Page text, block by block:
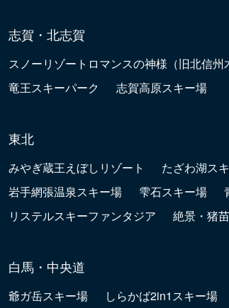
志賀・北志賀
スノーリゾートロマンスの神様（旧北信州
竜王スキーパーク
志賀高原スキー場
東北
みやぎ蔵王えぼしリゾート たざわ湖ス
岩手網張温泉スキー場
雫石スキー場
リステルスキーファンタジア
絶景・猪
白馬・中央道
爺ガ岳スキー場 しらかば2in1スキー場